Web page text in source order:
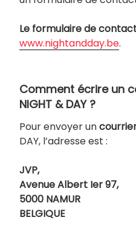
Le formulaire de
www.nightandday.be.
Comment écrire un
NIGHT & DAY ?
Pour envoyer un
DAY, l’adresse est :
JVP,
Avenue Albert Ier 97,
5000 NAMUR
BELGIQUE